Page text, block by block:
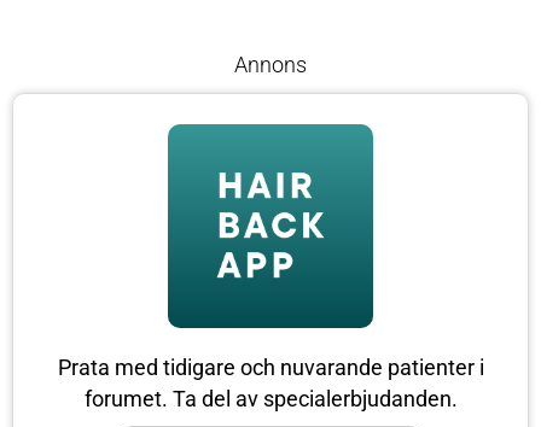
Annons
Prata med tidigare och nuvarande patienter i
forumet. Ta del av specialerbjudanden.